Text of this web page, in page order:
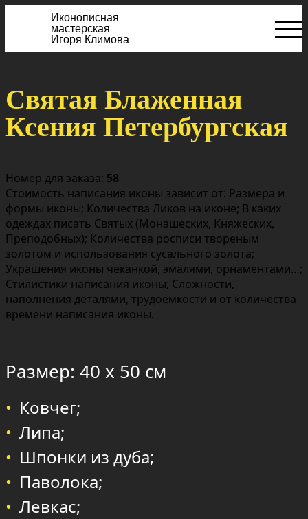
Иконописная
мастерская
Игоря Климова
Святая Блаженная
Ксения Петербургская
Номер для заказа: 58
Стоимость написания иконы зависит от: Размера и
формы иконы; Количества Ликов на иконе; В каких
одеждах писать Святых (Монашеских, Княжеских,
Преподобных); Количества росписи твореным
золотом и использования сусального золота;
Украшения иконы чеканкой, эмалями, орнаментами…;
Стилистики написания иконы; Сложности,
наполнения деталями, трудоемкости и от количества
времени написания иконы.
Размер: 40 х 50 см
Ковчег;
Липа;
Шпонки из дуба;
Паволока;
Левкас;